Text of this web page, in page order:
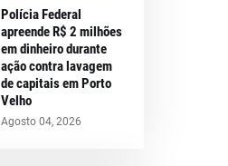
Polícia Federal
apreende R$ 2 milhões
em dinheiro durante
ação contra lavagem
de capitais em Porto
Velho
Agosto 04, 2026